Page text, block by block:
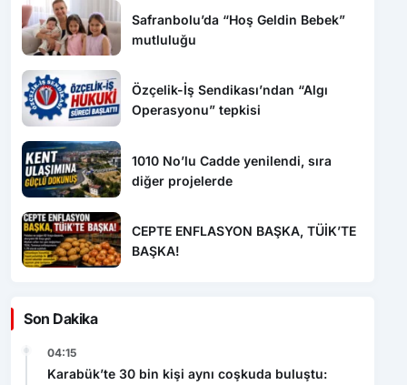
Safranbolu’da “Hoş Geldin Bebek”
mutluluğu
Özçelik-İş Sendikası’ndan “Algı
Operasyonu” tepkisi
1010 No’lu Cadde yenilendi, sıra
diğer projelerde
CEPTE ENFLASYON BAŞKA, TÜİK’TE
BAŞKA!
Son Dakika
04:15
Karabük’te 30 bin kişi aynı coşkuda buluştu: